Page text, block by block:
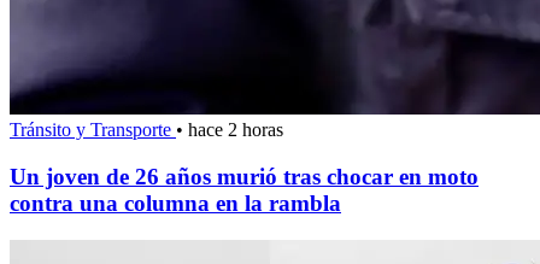
Tránsito y Transporte • hace 2 horas
Un joven de 26 años murió tras chocar en moto
contra una columna en la rambla